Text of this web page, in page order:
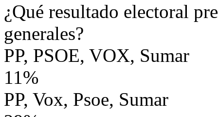
¿Qué resultado electoral
generales?
PP, PSOE, VOX, Sumar
11%
PP, Vox, Psoe, Sumar